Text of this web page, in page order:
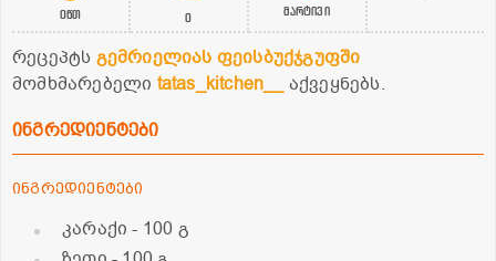
0წთ 0 მარტივი
რეცეპტს გემრიელიას ფეისბუქჯგუფში
მომხმარებელი tatas_kitchen__ აქვეყნებს.
ინგრედიენტები
ინგრედიენტები
კარაქი- 100 გ